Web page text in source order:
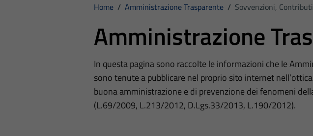
Home / Amministrazione Trasparente / Sovvenzioni,
Amministrazione
In questa pagina sono raccolte le informazioni che le
sono tenute a pubblicare nel proprio sito internet
buona amministrazione e di prevenzione dei fenomeni
(L.69/2009, L.213/2012, D.Lgs.33/2013, L.190/2012).